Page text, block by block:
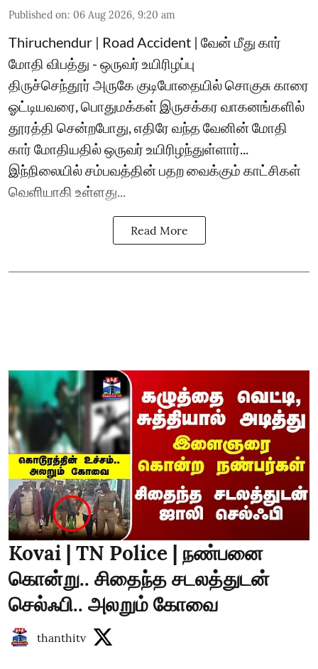
Published on: 06 Aug 2026, 9:20 am
Thiruchendur | Road Accident | வேன் மீது கார்
மோதி விபத்து - ஒருவர் உயிரிழப்பு
திருச்செந்தூர் அருகே குடிபோதையில் சொகுசு காரை
ஓட்டியவரை, பொதுமக்கள் இருசக்கர வாகனங்களில்
தூரத்தி சென்றபோது, எதிரே வந்த வேனின் மோதி
கார் மோதியதில் ஒருவர் உயிரிழந்துள்ளார்...
இந்நிலையில் சம்பவத்தின் பதற வைக்கும் காட்சிகள்
வெளியாகி உள்ளது...
Read More
Kovai | TN Police | நண்பனை
கொன்று.. சிதைந்த சடலத்துடன்
செல்ஃபி.. அலறும் கோவை
thanthitv